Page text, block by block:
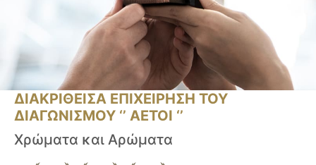
ΔΙΑΚΡΙΘΕΙΣΑ ΕΠΙΧΕΙΡΗΣΗ ΤΟΥ
ΔΙΑΓΩΝΙΣΜΟΥ ‘’ ΑΕΤΟΙ ‘’
Χρώματα και Αρώματα